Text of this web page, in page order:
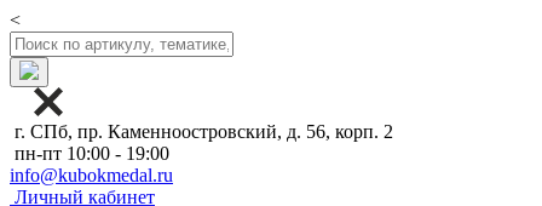
<
г. СПб, пр. Каменноостровский, д. 56, корп. 2
пн-пт 10:00 - 19:00
info@kubokmedal.ru
Личный кабинет